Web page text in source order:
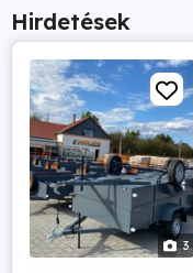
Hirdetések
3